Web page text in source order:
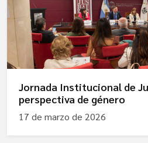
Jornada Institucional de
perspectiva de género
17 de marzo de 2026